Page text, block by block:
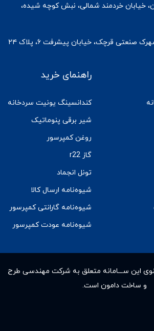
خیابان خردمند شمالی، نبش کوچه شیده،
صنعتی قرچک، خیابان پیشرفت ۶، پلاک ۲۴
راهنمای خرید
کندانسینگ یونیت سردخانه
شیر برقی پنوماتیک
روغن کمپرسور
گاز r22
تونل انجماد
شیوه‌نامه ارسال کالا
شیوه‌نامه گارانتی کمپرسور
شیوه‌نامه عودت کمپرسور
این ســـامانه متعلق به شرکت مهندسی طرح
و ساخت دامون است.